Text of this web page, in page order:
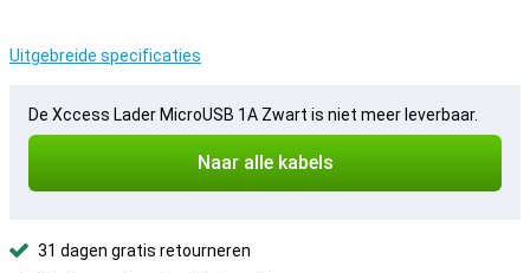
Uitgebreide specificaties
De Xccess Lader MicroUSB 1A Zwart is niet meer leverbaar.
Naar alle kabels
31 dagen gratis retourneren